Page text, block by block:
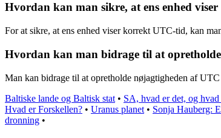
Hvordan kan man sikre, at ens enhed
For at sikre, at ens enhed viser korrekt UTC-tid, kan
Hvordan kan man bidrage til at
Man kan bidrage til at opretholde nøjagtigheden af
Baltiske lande og Baltisk stat • SA, hvad er det, og
Hvad er Forskellen? • Uranus planet • Sonja Hauberg:
dronning •